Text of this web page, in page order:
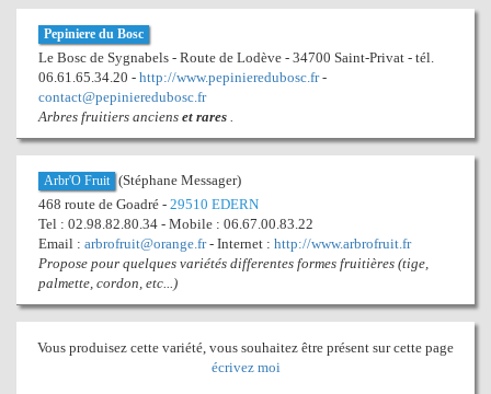
Pepiniere du Bosc
Le Bosc de Sygnabels - Route de Lodève - 34700 Saint-Privat - tél.
06.61.65.34.20 - http://www.pepinieredubosc.fr-
contact@pepinieredubosc.fr
Arbres fruitiers anciens et rares .
Arbr'O Fruit (Stéphane Messager)
468 route de Goadré - 29510 EDERN
Tel : 02.98.82.80.34 - Mobile : 06.67.00.83.22
Email : arbrofruit@orange.fr- Internet : http://www.arbrofruit.fr
Propose pour quelques variétés differentes formes fruitières (tige,
palmette, cordon, etc...)
Vous produisez cette variété, vous souhaitez être présent sur cette page
écrivez moi